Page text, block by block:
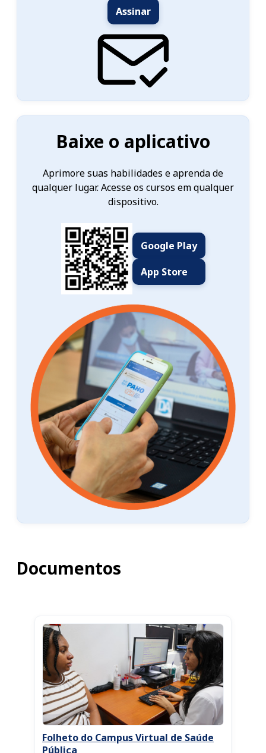
Assinar
Baixe o aplicativo
Aprimore suas habilidades e aprenda de
qualquer lugar. Acesse os cursos em qualquer
dispositivo.
Google Play
App Store
Documentos
Folheto do Campus Virtual de Saúde
Pública